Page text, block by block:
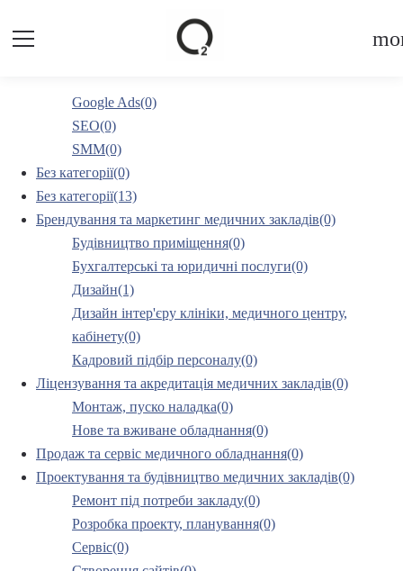
Google Ads(0)
SEO(0)
SMM(0)
Без категорії(0)
Без категорії(13)
Брендування та маркетинг медичних закладів(0)
Будівництво приміщення(0)
Бухгалтерські та юридичні послуги(0)
Дизайн(1)
Дизайн інтер'єру клініки, медичного центру,
кабінету(0)
Кадровий підбір персоналу(0)
Ліцензування та акредитація медичних закладів(0)
Монтаж, пуско наладка(0)
Нове та вживане обладнання(0)
Продаж та сервіс медичного обладнання(0)
Проектування та будівництво медичних закладів(0)
Ремонт під потреби закладу(0)
Розробка проекту, планування(0)
Сервіс(0)